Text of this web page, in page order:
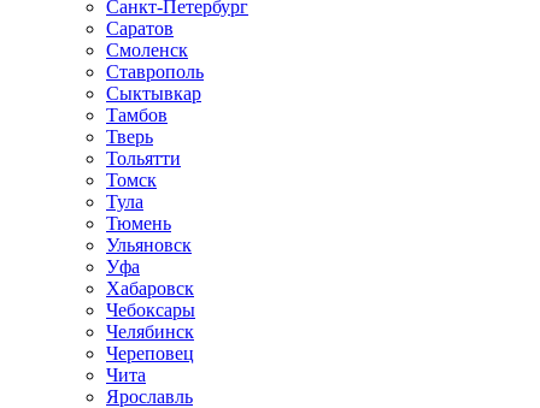
Санкт-Петербург
Саратов
Смоленск
Ставрополь
Сыктывкар
Тамбов
Тверь
Тольятти
Томск
Тула
Тюмень
Ульяновск
Уфа
Хабаровск
Чебоксары
Челябинск
Череповец
Чита
Ярославль